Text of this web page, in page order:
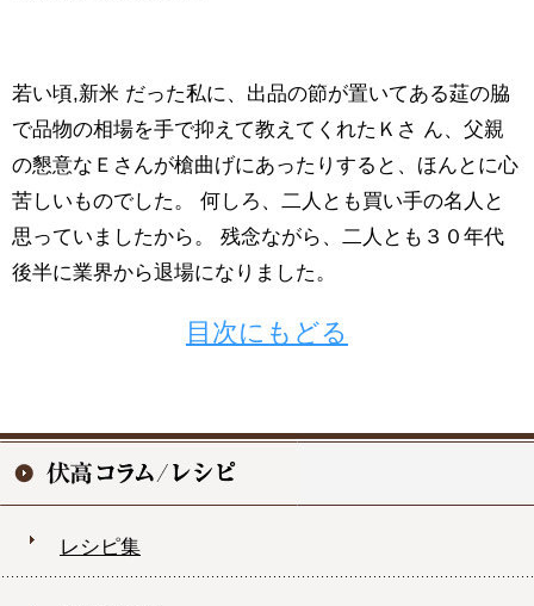
若い頃,新米 だった私に、出品の節が置いてある莚の脇
で品物の相場を手で抑えて教えてくれたＫさ ん、父親
の懇意なＥさんが槍曲げにあったりすると、ほんとに心
苦しいものでした。 何しろ、二人とも買い手の名人と
思っていましたから。 残念ながら、二人とも３０年代
後半に業界から退場になりました。
目次にもどる
レシピ集